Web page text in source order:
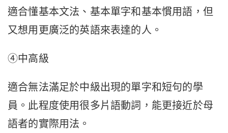
適合懂基本文法、基本單字和基本慣用語，但
又想用更廣泛的英語來表達的人。
④中高級
適合無法滿足於中級出現的單字和短句的學
員。此程度使用很多片語動詞，能更接近於母
語者的實際用法。